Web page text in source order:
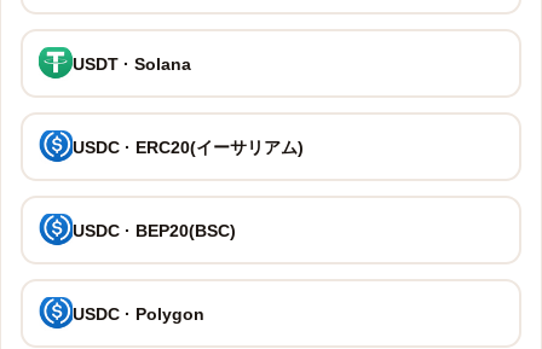
USDT · Solana
USDC · ERC20(イーサリアム)
USDC · BEP20(BSC)
USDC · Polygon